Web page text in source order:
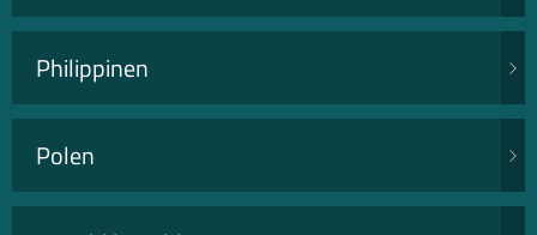
Philippinen
Polen